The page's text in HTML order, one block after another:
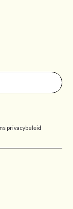
privacybeleid